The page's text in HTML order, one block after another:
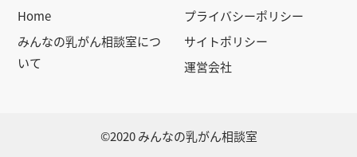
Home
みんなの乳がん相談室につ
いて
プライバシーポリシー
サイトポリシー
運営会社
©2020 みんなの乳がん相談室